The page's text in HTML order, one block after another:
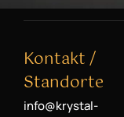
Kontakt /
Standorte
info@krystal-